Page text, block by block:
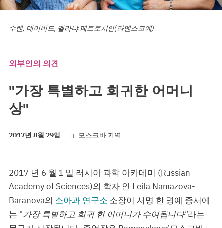
수렌, 데이비드, 멜라냐 페트로시안(라멘스코예)
외부인의 의견
"가장 특별하고 희귀한 어머니
상"
2017년 8월 29일 모스크바 지역
2017 년 6 월 1 일 러시아 과학 아카데미 (Russian
Academy of Sciences)의 학자 인 Leila Namazova-
Baranova의 소아과 연구소 소장이 서명 한 명예 증서에
는 "가장 특별하고 희귀 한 어머니가 수여됩니다"라는